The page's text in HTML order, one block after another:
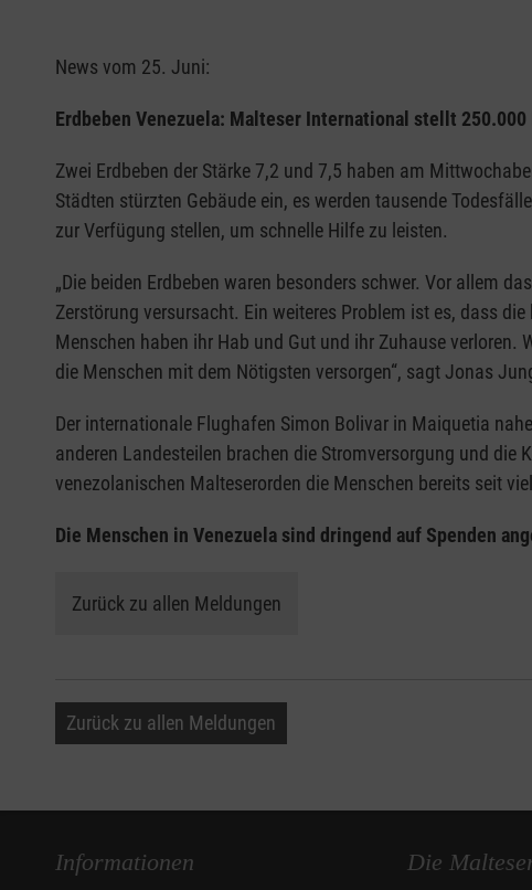
News vom 25. Juni:
Erdbeben Venezuela: Malteser International stellt 250.000
Zwei Erdbeben der Stärke 7,2 und 7,5 haben am
Städten stürzten Gebäude ein, es werden tausende
zur Verfügung stellen, um schnelle Hilfe zu leisten.
„Die beiden Erdbeben waren besonders schwer. Vor allem
Zerstörung versursacht. Ein weiteres Problem ist es, dass
Menschen haben ihr Hab und Gut und ihr Zuhause
die Menschen mit dem Nötigsten versorgen“, sagt Jonas
Der internationale Flughafen Simon Bolivar in Maiquetia
anderen Landesteilen brachen die Stromversorgung und
venezolanischen Malteserorden die Menschen bereits seit
Die Menschen in Venezuela sind dringend auf Spenden
Zurück zu allen Meldungen
Zurück zu allen Meldungen
Informationen Die